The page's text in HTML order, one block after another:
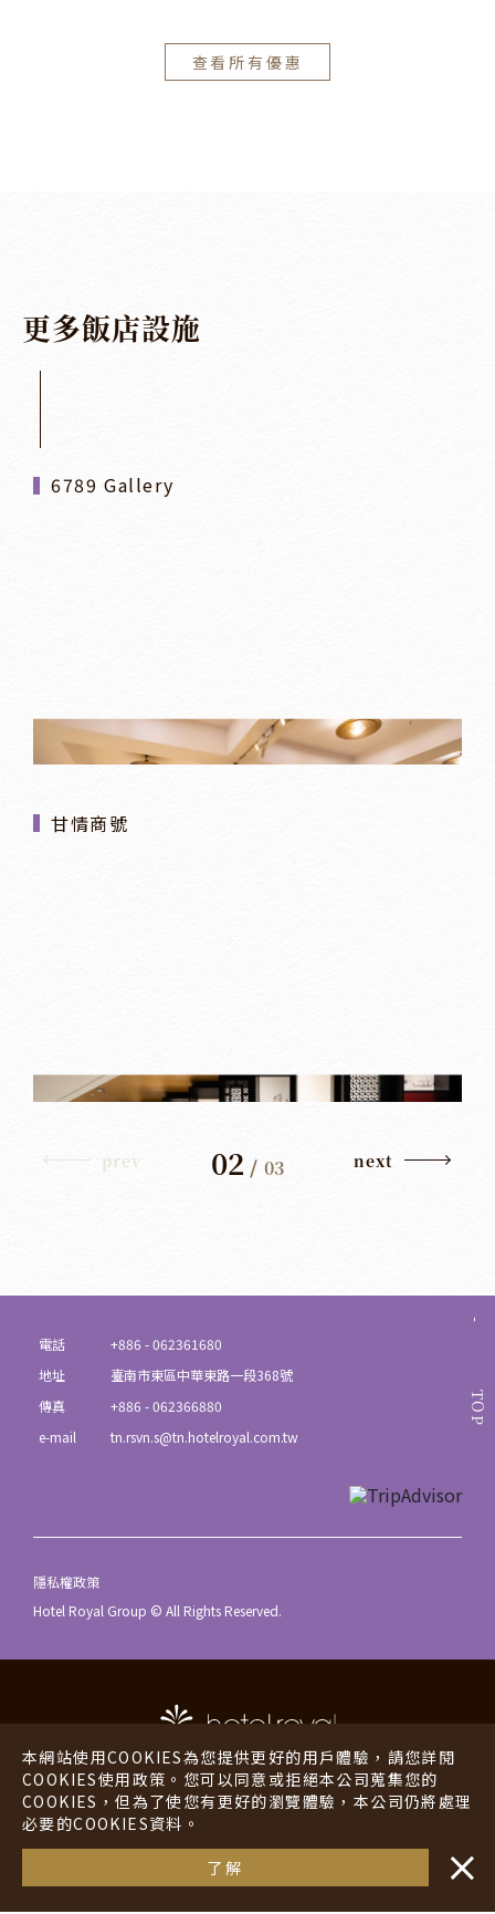
查看所有優惠
更多飯店設施
6789 Gallery
甘情商號
prev 02 /03 next
本網站使用COOKIES為您提供更好的用戶體驗，請您詳閱
COOKIES使用政策。您可以同意或拒絕本公司蒐集您的
COOKIES，但為了使您有更好的瀏覽體驗，本公司仍將處理
必要的COOKIES資料。
了解
・・
TOP
電話
+886 - 062361680
地址
臺南市東區中華東路一段368號
傳真
+886 - 062366880
e-mail
tn.rsvn.s@tn.hotelroyal.com.tw
隱私權政策
Hotel Royal Group © All Rights Reserved.
老爺酒店 老爺行旅
老爺會館